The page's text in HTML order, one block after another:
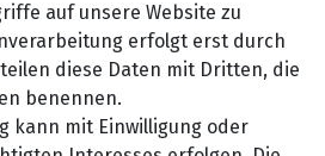
auf unsere Website zu
erfolgt erst durch
diese Daten mit Dritten, die
benennen.
kann mit Einwilligung oder